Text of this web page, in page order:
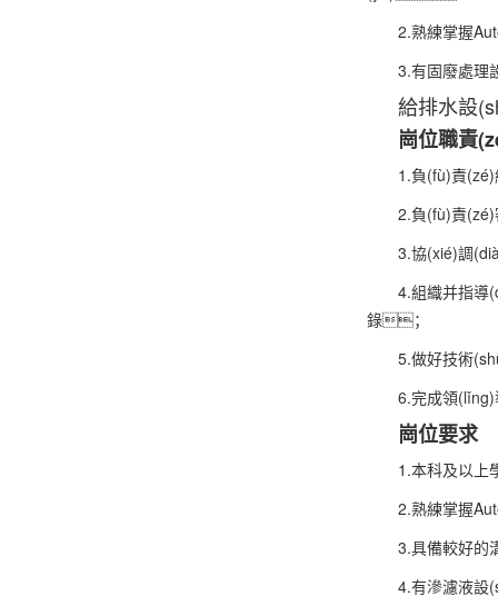
2.熟練掌握
3.有固廢處理
給排水設
崗位職責
1.負(fù)責
2.負(fù)責
3.協(xié)調
4.組織并指
錄；
5.做好技術
6.完成領
崗位要求
1.本科及以
2.熟練掌握
3.具備較好的
4.有滲濾液